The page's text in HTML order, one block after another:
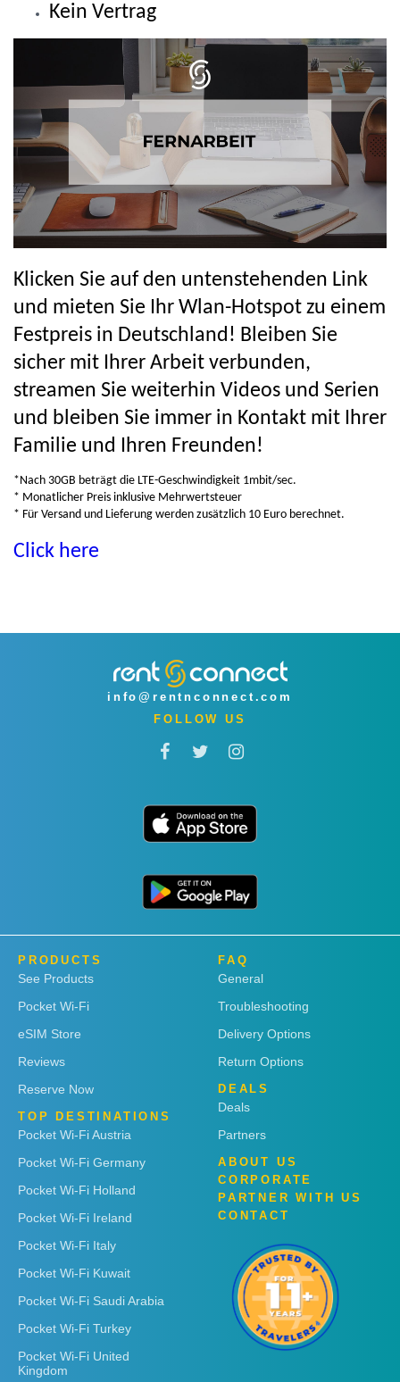
Kein Vertrag
Klicken Sie auf den untenstehenden Link
und mieten Sie Ihr Wlan-Hotspot zu einem
Festpreis in Deutschland! Bleiben Sie
sicher mit Ihrer Arbeit verbunden,
streamen Sie weiterhin Videos und Serien
und bleiben Sie immer in Kontakt mit Ihrer
Familie und Ihren Freunden!
*Nach 30GB beträgt die LTE-Geschwindigkeit 1mbit/sec.
* Monatlicher Preis inklusive Mehrwertsteuer
* Für Versand und Lieferung werden zusätzlich 10 Euro berechnet.
Click here
info@rentnconnect.com
FOLLOW US
PRODUCTS
See Products
Pocket Wi-Fi
eSIM Store
Reviews
Reserve Now
TOP DESTINATIONS
Pocket Wi-Fi Austria
Pocket Wi-Fi Germany
Pocket Wi-Fi Holland
Pocket Wi-Fi Ireland
Pocket Wi-Fi Italy
Pocket Wi-Fi Kuwait
Pocket Wi-Fi Saudi Arabia
Pocket Wi-Fi Turkey
Pocket Wi-Fi United
Kingdom
FAQ
General
Troubleshooting
Delivery Options
Return Options
DEALS
Deals
Partners
ABOUT US
CORPORATE
PARTNER WITH US
CONTACT